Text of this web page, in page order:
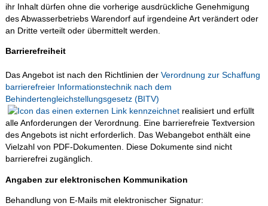
ihr Inhalt dürfen ohne die vorherige ausdrückliche Genehmigung
des Abwasserbetriebs Warendorf auf irgendeine Art verändert oder
an Dritte verteilt oder übermittelt werden.
Barrierefreiheit
Das Angebot ist nach den Richtlinien der Verordnung zur Schaffung
barrierefreier Informationstechnik nach dem
Behindertengleichstellungsgesetz (BITV)
realisiert und erfüllt
alle Anforderungen der Verordnung. Eine barrierefreie Textversion
des Angebots ist nicht erforderlich. Das Webangebot enthält eine
Vielzahl von PDF-Dokumenten. Diese Dokumente sind nicht
barrierefrei zugänglich.
Angaben zur elektronischen Kommunikation
Behandlung von E-Mails mit elektronischer Signatur: